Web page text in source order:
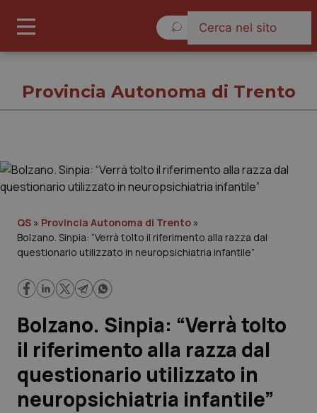
Governo e Parlamento
Regioni e Asl
Lavoro e Professioni
Scienza e Farmaci
Studi e Analisi
Provincia Autonoma di Trento
QS » Provincia Autonoma di Trento »
Bolzano. Sinpia: “Verrà tolto il riferimento alla razza dal
questionario utilizzato in neuropsichiatria infantile”
Bolzano. Sinpia: “Verrà tolto
il riferimento alla razza dal
questionario utilizzato in
neuropsichiatria infantile”